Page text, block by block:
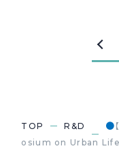
TOP R&D ●
osium on Urban